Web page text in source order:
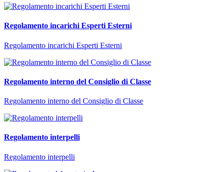
Regolamento incarichi Esperti Esterni
Regolamento incarichi Esperti Esterni
Regolamento interno del Consiglio di Classe
Regolamento interno del Consiglio di Classe
Regolamento interpelli
Regolamento interpelli